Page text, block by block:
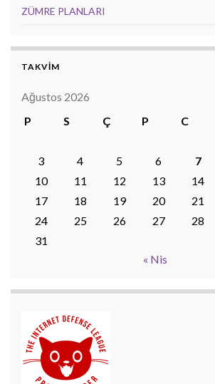
ZÜMRE PLANLARI
TAKVİM
Ağustos 2026
P
S Ç P C
3
4 5 6 7
10
11 12 13 14
17
18 19 20 21
24
25 26 27 28
31
« Nis